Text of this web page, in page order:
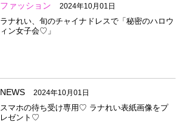
ファッション 2024年10月01日
ラナれい、旬のチャイナドレスで「秘密のハロウ
ィン女子会♡」
NEWS 2024年10月01日
スマホの待ち受け専用♡ ラナれい表紙画像をプ
レゼント♡